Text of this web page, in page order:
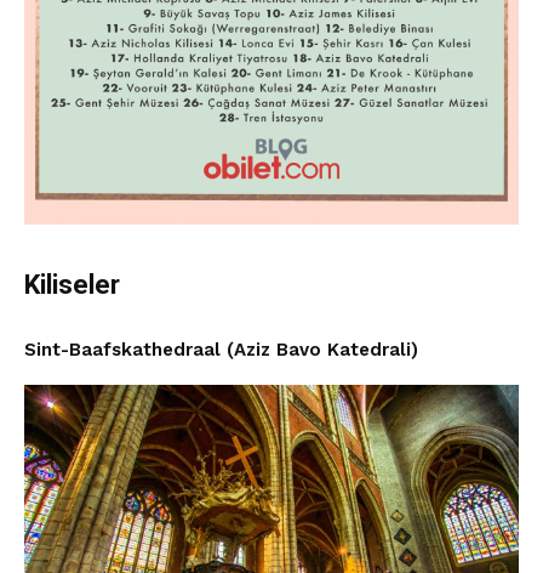
Kiliseler
Sint-Baafskathedraal (Aziz Bavo Katedrali)